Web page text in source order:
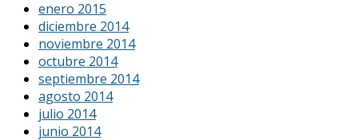
enero 2015
diciembre 2014
noviembre 2014
octubre 2014
septiembre 2014
agosto 2014
julio 2014
junio 2014